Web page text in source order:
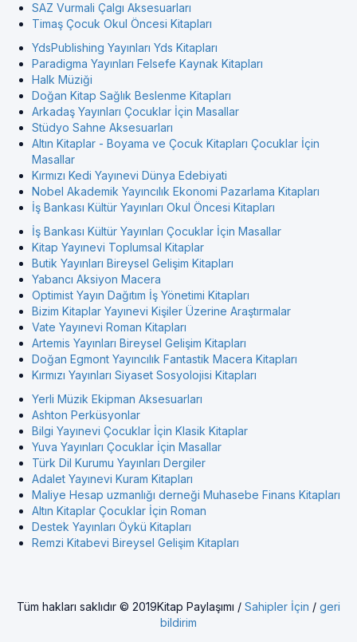
SAZ Vurmali Çalgı Aksesuarları
Timaş Çocuk Okul Öncesi Kitapları
YdsPublishing Yayınları Yds Kitapları
Paradigma Yayınları Felsefe Kaynak Kitapları
Halk Müziği
Doğan Kitap Sağlık Beslenme Kitapları
Arkadaş Yayınları Çocuklar İçin Masallar
Stüdyo Sahne Aksesuarları
Altın Kitaplar - Boyama ve Çocuk Kitapları Çocuklar İçin
Masallar
Kırmızı Kedi Yayınevi Dünya Edebiyati
Nobel Akademik Yayıncılık Ekonomi Pazarlama Kitapları
İş Bankası Kültür Yayınları Okul Öncesi Kitapları
İş Bankası Kültür Yayınları Çocuklar İçin Masallar
Kitap Yayınevi Toplumsal Kitaplar
Butik Yayınları Bireysel Gelişim Kitapları
Yabancı Aksiyon Macera
Optimist Yayın Dağıtım İş Yönetimi Kitapları
Bizim Kitaplar Yayınevi Kişiler Üzerine Araştırmalar
Vate Yayınevi Roman Kitapları
Artemis Yayınları Bireysel Gelişim Kitapları
Doğan Egmont Yayıncılık Fantastik Macera Kitapları
Kırmızı Yayınları Siyaset Sosyolojisi Kitapları
Yerli Müzik Ekipman Aksesuarları
Ashton Perküsyonlar
Bilgi Yayınevi Çocuklar İçin Klasik Kitaplar
Yuva Yayınları Çocuklar İçin Masallar
Türk Dil Kurumu Yayınları Dergiler
Adalet Yayınevi Kuram Kitapları
Maliye Hesap uzmanlığı derneği Muhasebe Finans Kitapları
Altın Kitaplar Çocuklar İçin Roman
Destek Yayınları Öykü Kitapları
Remzi Kitabevi Bireysel Gelişim Kitapları
Tüm hakları saklıdır © 2019Kitap Paylaşımı / Sahipler İçin / geri
bildirim